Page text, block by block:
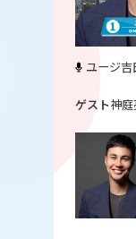
ユージ吉
神